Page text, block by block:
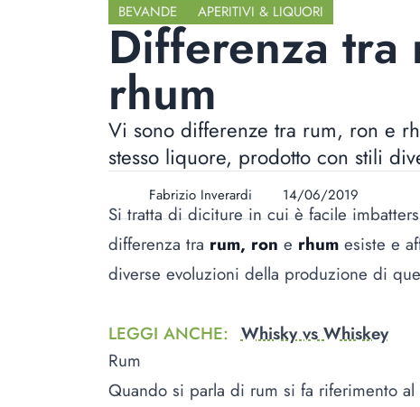
BEVANDE
APERITIVI & LIQUORI
Differenza tra
rhum
Vi sono differenze tra rum, ron e
stesso liquore, prodotto con stili
Fabrizio Inverardi 14/06/2019
Si tratta di diciture in cui è facile
differenza tra rum, ron e rhum esiste e
diverse evoluzioni della produzione di
LEGGI ANCHE: Whisky vs Whiskey
Rum
Quando si parla di rum si fa riferimento